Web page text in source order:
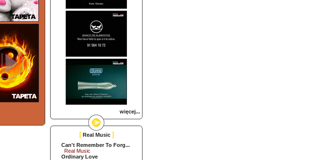
więcej...
[ Real Music ]
Can't Remember To Forg...
Real Music
Ordinary Love